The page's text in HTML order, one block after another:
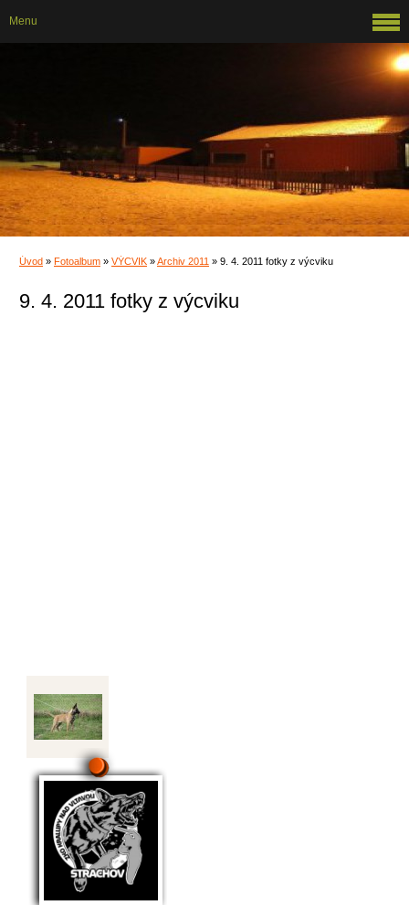
Úvod » Fotoalbum » VÝCVIK »Archiv 2011 » 9. 4. 2011 fotky z výcviku
9. 4. 2011 fotky z výcviku
Menu